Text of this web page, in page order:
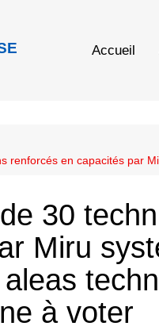
Accueil
renforcés en capacités par
30
Miru
aleas
à voter